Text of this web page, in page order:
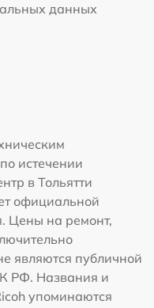
данных
истечении
в Тольятти
официальной
Цены на ремонт,
являются публичной
РФ. Названия и
упоминаются